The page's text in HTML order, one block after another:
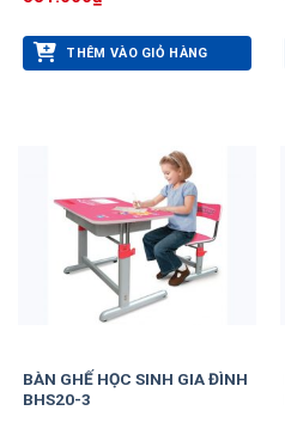
THÊM VÀO GIỎ HÀNG
BÀN GHẾ HỌC SINH GIA ĐÌNH
BHS20-3